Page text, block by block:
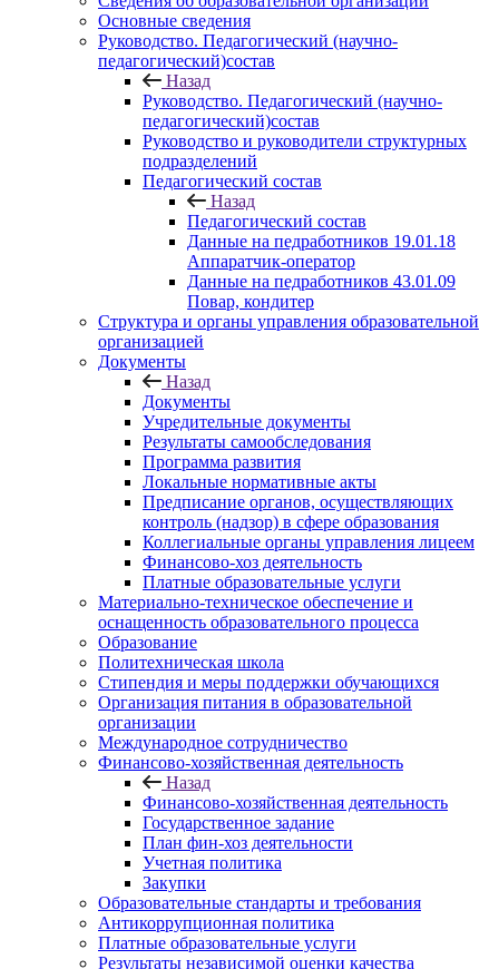
Основные сведения
Руководство. Педагогический (научно-
педагогический)состав
Назад
Руководство. Педагогический (научно-
педагогический)состав
Руководство и руководители структурных
подразделений
Педагогический состав
Назад
Педагогический состав
Данные на педработников 19.01.18
Аппаратчик-оператор
Данные на педработников 43.01.09
Повар, кондитер
Структура и органы управления образовательной
организацией
Документы
Назад
Документы
Учредительные документы
Результаты самообследования
Программа развития
Локальные нормативные акты
Предписание органов, осуществляющих
контроль (надзор) в сфере образования
Коллегиальные органы управления лицеем
Финансово-хоз деятельность
Платные образовательные услуги
Материально-техническое обеспечение и
оснащенность образовательного процесса
Образование
Политехническая школа
Стипендия и меры поддержки обучающихся
Организация питания в образовательной
организации
Международное сотрудничество
Финансово-хозяйственная деятельность
Назад
Финансово-хозяйственная деятельность
Государственное задание
План фин-хоз деятельности
Учетная политика
Закупки
Образовательные стандарты и требования
Антикоррупционная политика
Платные образовательные услуги
Результаты независимой оценки качества